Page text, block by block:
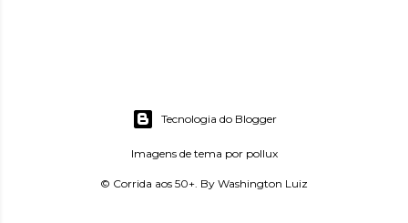
Tecnologia do Blogger
Imagens de tema por pollux
© Corrida aos 50+. By Washington Luiz